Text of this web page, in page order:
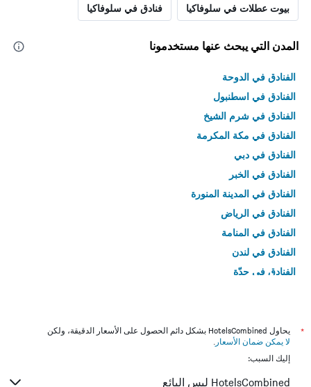
بيوت عطلات في سلوفاكيا فنادق في سلوفاكيا
المدن التي يبحث عنها مستخدمونا
الفنادق في الدوحة
الفنادق في اسطنبول
الفنادق في شرم الشيخ
الفنادق في مكة المكرمة
الفنادق في دبي
الفنادق في الخبر
الفنادق في المدينة المنورة
الفنادق في الرياض
الفنادق في المنامة
الفنادق في لندن
الفنادق في جدّة
*
يحاول HotelsCombined بشكل دائم الحصول على الأسعار الدقيقة، ولكن
لا يمكن ضمان الأسعار .
إليك السبب:
HotelsCombined ليس البائع